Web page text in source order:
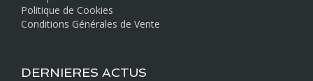
Politique de Cookies
Conditions Générales de Vente
DERNIERES ACTUS